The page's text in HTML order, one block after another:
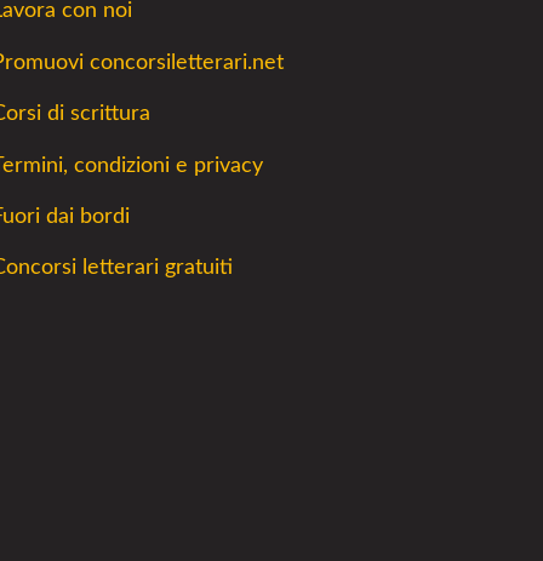
con noi
concorsiletterari.net
di scrittura
condizioni e privacy
dai bordi
letterari gratuiti